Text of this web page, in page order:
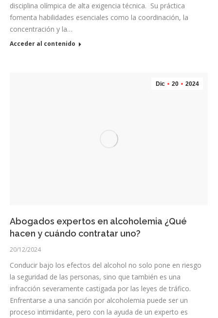
disciplina olímpica de alta exigencia técnica. Su práctica
fomenta habilidades esenciales como la coordinación, la
concentración y la…
Acceder al contenido
Dic 20 2024
Abogados expertos en alcoholemia ¿Qué
hacen y cuándo contratar uno?
20/12/2024
Conducir bajo los efectos del alcohol no solo pone en riesgo
la seguridad de las personas, sino que también es una
infracción severamente castigada por las leyes de tráfico.
Enfrentarse a una sanción por alcoholemia puede ser un
proceso intimidante, pero con la ayuda de un experto es